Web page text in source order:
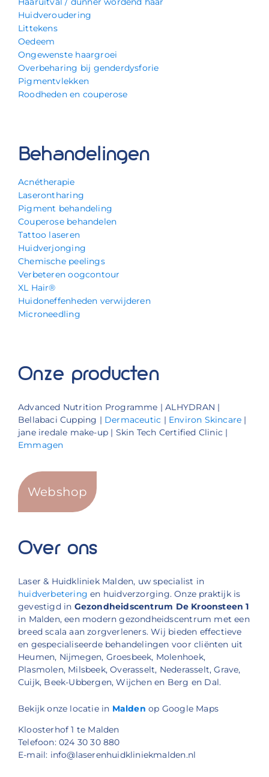
Huidveroudering
Littekens
Oedeem
Ongewenste haargroei
Overbeharing bij genderdysforie
Pigmentvlekken
Roodheden en couperose
Behandelingen
Acnétherapie
Laserontharing
Pigment behandeling
Couperose behandelen
Tattoo laseren
Huidverjonging
Chemische peelings
Verbeteren oogcontour
XL Hair®
Huidoneffenheden verwijderen
Microneedling
Onze producten
Advanced Nutrition Programme | ALHYDRAN |
Bellabaci Cupping | Dermaceutic | Environ Skincare |
jane iredale make-up | Skin Tech Certified Clinic |
Emmagen
Webshop
Over ons
Laser & Huidkliniek Malden, uw specialist in
huidverbetering en huidverzorging. Onze praktijk is
gevestigd in Gezondheidscentrum De Kroonsteen 1
in Malden, een modern gezondheidscentrum met een
breed scala aan zorgverleners. Wij bieden effectieve
en gespecialiseerde behandelingen voor cliënten uit
Heumen, Nijmegen, Groesbeek, Molenhoek,
Plasmolen, Milsbeek, Overasselt, Nederasselt, Grave,
Cuijk, Beek-Ubbergen, Wijchen en Berg en Dal.
Bekijk onze locatie in Malden op Google Maps
Kloosterhof 1 te Malden
Telefoon: 024 30 30 880
E-mail: info@laserenhuidkliniekmalden.nl